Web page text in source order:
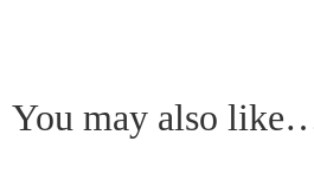
You may also